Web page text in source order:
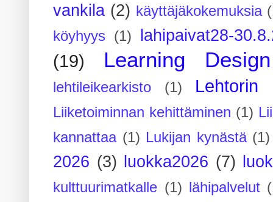
vankila (2) käyttäjäkokemuksia
köyhyys
(1) lahipaivat28-
(19) Learning Design
lehtileikearkisto (1) Lehtorin
Liiketoiminnan kehittäminen (1)
kannattaa (1) Lukijan kynästä (1)
2026 (3) luokka2026 (7)
kulttuurimatkalle (1) lähipalvelut